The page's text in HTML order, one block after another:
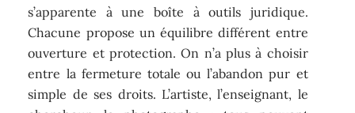
s’apparente à une boîte à outils juridique.
Chacune propose un équilibre différent entre
ouverture et protection. On n’a plus à choisir
entre la fermeture totale ou l’abandon pur et
simple de ses droits. L’artiste, l’enseignant, le